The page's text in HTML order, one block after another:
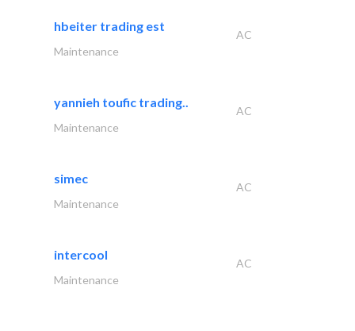
hbeiter trading est
AC
Maintenance
yannieh toufic trading..
AC
Maintenance
simec
AC
Maintenance
intercool
AC
Maintenance